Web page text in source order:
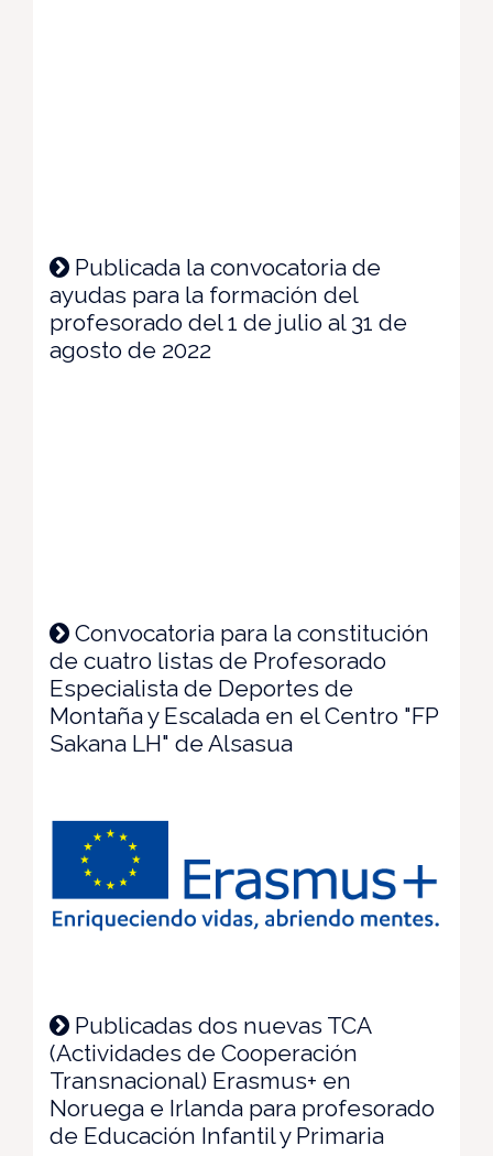
Publicada la convocatoria de
ayudas para la formación del
profesorado del 1 de julio al 31 de
agosto de 2022
Convocatoria para la constitución
de cuatro listas de Profesorado
Especialista de Deportes de
Montaña y Escalada en el Centro "FP
Sakana LH" de Alsasua
Publicadas dos nuevas TCA
(Actividades de Cooperación
Transnacional) Erasmus+ en
Noruega e Irlanda para profesorado
de Educación Infantil y Primaria